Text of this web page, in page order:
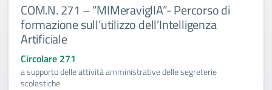
COM.N. 271 – “MIMeraviglIA”- Percorso di
formazione sull’utilizzo dell’Intelligenza
Artificiale
Circolare 271
a supporto delle attività amministrative delle segreterie
scolastiche